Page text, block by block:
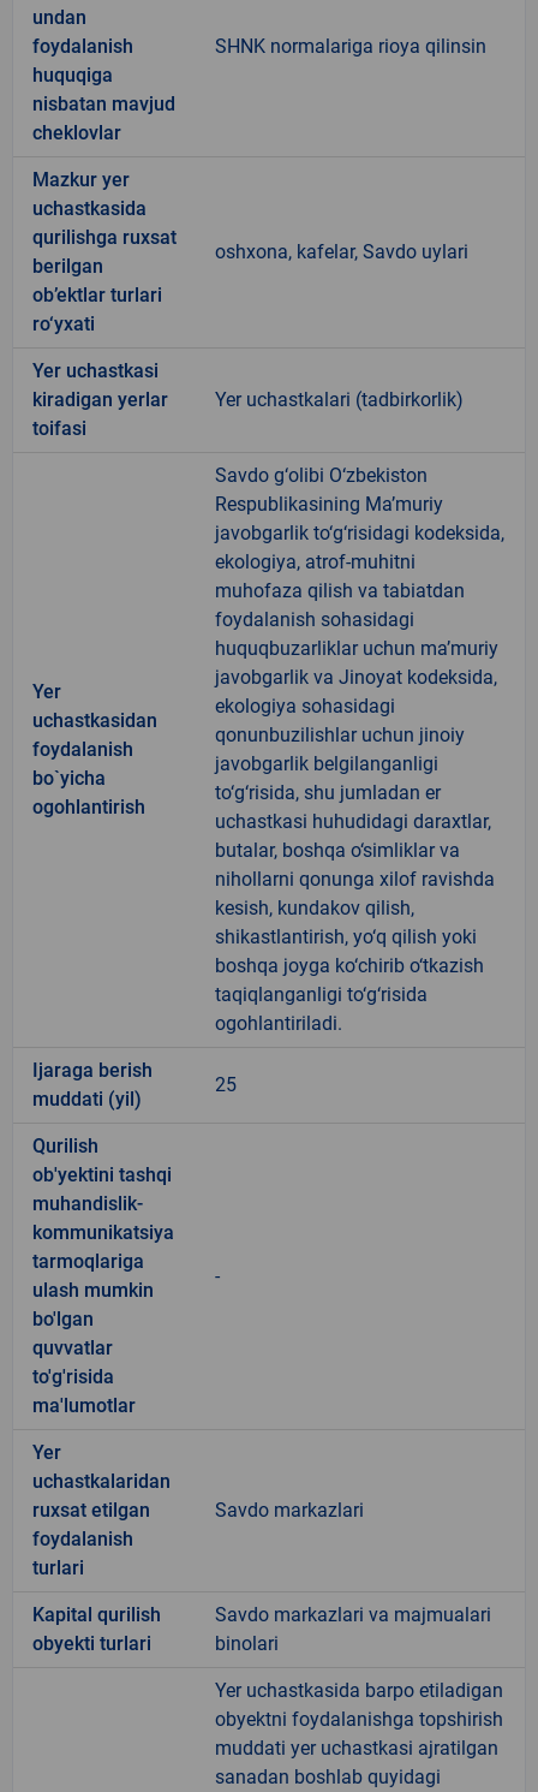
undan
foydalanish
huquqiga
nisbatan mavjud
cheklovlar
SHNK normalariga rioya qilinsin
Mazkur yer
uchastkasida
qurilishga ruxsat
berilgan
ob’ektlar turlari
ro‘yxati
oshxona, kafelar, Savdo uylari
Yer uchastkasi
kiradigan yerlar
toifasi
Yer uchastkalari (tadbirkorlik)
Yer
uchastkasidan
foydalanish
bo`yicha
ogohlantirish
Savdo g‘olibi O‘zbekiston
Respublikasining Ma’muriy
javobgarlik to‘g‘risidagi kodeksida,
ekologiya, atrof-muhitni
muhofaza qilish va tabiatdan
foydalanish sohasidagi
huquqbuzarliklar uchun ma’muriy
javobgarlik va Jinoyat kodeksida,
ekologiya sohasidagi
qonunbuzilishlar uchun jinoiy
javobgarlik belgilanganligi
to‘g‘risida, shu jumladan er
uchastkasi huhudidagi daraxtlar,
butalar, boshqa o‘simliklar va
nihollarni qonunga xilof ravishda
kesish, kundakov qilish,
shikastlantirish, yo‘q qilish yoki
boshqa joyga ko‘chirib o‘tkazish
taqiqlanganligi to‘g‘risida
ogohlantiriladi.
Ijaraga berish
muddati (yil)
25
Qurilish
ob'yektini tashqi
muhandislik-
kommunikatsiya
tarmoqlariga
ulash mumkin
bo'lgan
quvvatlar
to'g'risida
ma'lumotlar
-
Yer
uchastkalaridan
ruxsat etilgan
foydalanish
turlari
Savdo markazlari
Kapital qurilish
obyekti turlari
Savdo markazlari va majmualari
binolari
Yer uchastkasida barpo etiladigan
obyektni foydalanishga topshirish
muddati yer uchastkasi ajratilgan
sanadan boshlab quyidagi